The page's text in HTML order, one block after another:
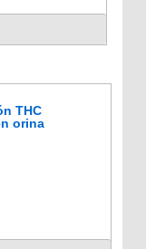
THC
orina